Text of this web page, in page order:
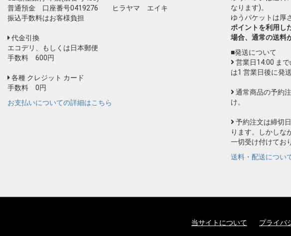
普通預金 口座番号0419276 ヒラヤマ エイキ
振込手数料はお客様負担
代金引換
エコデリ、もしくは日本郵便
手数料 600円
各種 クレジット カード
手数料 0円
お支払いについての詳細はこちら
なります)。
ゆうパケットは厚
ポイントを利用し
場合、通常の送料
■発送について
営業日14:00 ま
は1 営業日後に発
通常商品の予約
け。
予約注文は締切
ります。しかしな
一切受け付けてお
送料・配送につい
当サイトについて プライバ